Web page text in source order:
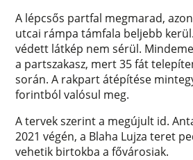
A lépcsős partfal megmarad,
utcai rámpa támfala beljebb
védett látkép nem sérül.
a partszakasz, mert 35 fát
során. A rakpart átépítése
forintból valósul meg.
A tervek szerint a megújult id.
2021 végén, a Blaha Lujza teret
vehetik birtokba a fővárosiak.